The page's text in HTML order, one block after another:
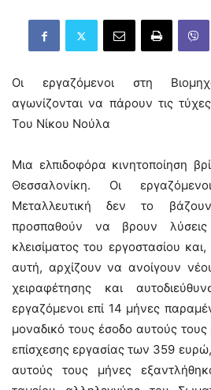
Οι εργαζόμενοι στη
αγωνίζονται να πάρουν τις
Του Νίκου Νούλα
Μια ελπιδοφόρα κινητοποίηση
Θεσσαλονίκη. Οι
Μεταλλευτική δεν το
προσπαθούν να βρουν
κλεισίματος του εργοστασίου
αυτή, αρχίζουν να ανοίγουν
χειραφέτησης και
εργαζόμενοι επί 14 μήνες
μοναδικό τους έσοδο αυτούς τους
επίσχεσης εργασίας των 359
αυτούς τους μήνες